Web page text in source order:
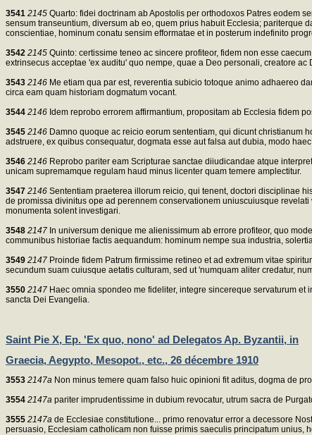
3541 2145 Quarto: fidei doctrinam ab Apostolis per orthodoxos Patres eodem
sensum transeuntium, diversum ab eo, quem prius habuit Ecclesia; pariterque
conscientiae, hominum conatu sensim efformatae et in posterum indefinito
3542 2145 Quinto: certissime teneo ac sincere profiteor, fidem non esse
extrinsecus acceptae 'ex auditu' quo nempe, quae a Deo personali, creatore
3543 2146 Me etiam qua par est, reverentia subicio totoque animo adhaereo
circa eam quam historiam dogmatum vocant.
3544 2146 Idem reprobo errorem affirmantium, propositam ab Ecclesia fidem
3545 2146 Damno quoque ac reicio eorum sententiam, qui dicunt christianum
adstruere, ex quibus consequatur, dogmata esse aut falsa aut dubia, modo
3546 2146 Reprobo pariter eam Scripturae sanctae diiudicandae atque
unicam supremamque regulam haud minus licenter quam temere amplectitur.
3547 2146 Sententiam praeterea illorum reicio, qui tenent, doctori disciplinae
de promissa divinitus ope ad perennem conservationem uniuscuiusque
monumenta solent investigari.
3548 2147 In universum denique me alienissimum ab errore profiteor, quo
communibus historiae factis aequandum: hominum nempe sua industria,
3549 2147 Proinde fidem Patrum firmissime retineo et ad extremum vitae
secundum suam cuiusque aetatis culturam, sed ut 'numquam aliter credatur,
3550 2147 Haec omnia spondeo me fideliter, integre sincereque servaturum
sancta Dei Evangelia.
Saint Pie X, Ep. 'Ex quo, nono' ad Delegatos Ap. Byzantii, in
Graecia, Aegypto, Mesopot., etc., 26 décembre 1910
3553 2147a Non minus temere quam falso huic opinioni fit aditus, dogma de
3554 2147a pariter imprudentissime in dubium revocatur, utrum sacra de
3555 2147a de Ecclesiae constitutione... primo renovatur error a decessore
persuasio, Ecclesiam catholicam non fuisse primis saeculis principatum unius,